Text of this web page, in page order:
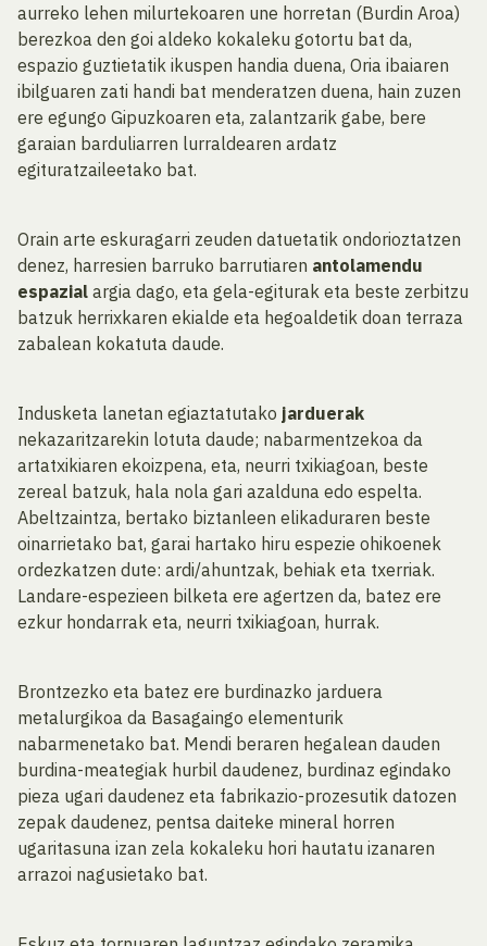
aurreko lehen milurtekoaren une horretan (Burdin Aroa)
berezkoa den goi aldeko kokaleku gotortu bat da,
espazio guztietatik ikuspen handia duena, Oria ibaiaren
ibilguaren zati handi bat menderatzen duena, hain zuzen
ere egungo Gipuzkoaren eta, zalantzarik gabe, bere
garaian barduliarren lurraldearen ardatz
egituratzaileetako bat.
Orain arte eskuragarri zeuden datuetatik ondorioztatzen
denez, harresien barruko barrutiaren antolamendu
espazial argia dago, eta gela-egiturak eta beste zerbitzu
batzuk herrixkaren ekialde eta hegoaldetik doan terraza
zabalean kokatuta daude.
Indusketa lanetan egiaztatutako jarduerak
nekazaritzarekin lotuta daude; nabarmentzekoa da
artatxikiaren ekoizpena, eta, neurri txikiagoan, beste
zereal batzuk, hala nola gari azalduna edo espelta.
Abeltzaintza, bertako biztanleen elikaduraren beste
oinarrietako bat, garai hartako hiru espezie ohikoenek
ordezkatzen dute: ardi/ahuntzak, behiak eta txerriak.
Landare-espezieen bilketa ere agertzen da, batez ere
ezkur hondarrak eta, neurri txikiagoan, hurrak.
Brontzezko eta batez ere burdinazko jarduera
metalurgikoa da Basagaingo elementurik
nabarmenetako bat. Mendi beraren hegalean dauden
burdina-meategiak hurbil daudenez, burdinaz egindako
pieza ugari daudenez eta fabrikazio-prozesutik datozen
zepak daudenez, pentsa daiteke mineral horren
ugaritasuna izan zela kokaleku hori hautatu izanaren
arrazoi nagusietako bat.